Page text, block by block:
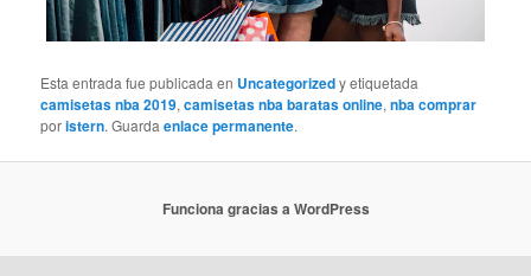
Esta entrada fue publicada en Uncategorizedy etiquetada
camisetas nba 2019,camisetas nba baratas online,nba comprar
poristern. Guardaenlace permanente.
Funciona gracias a WordPress